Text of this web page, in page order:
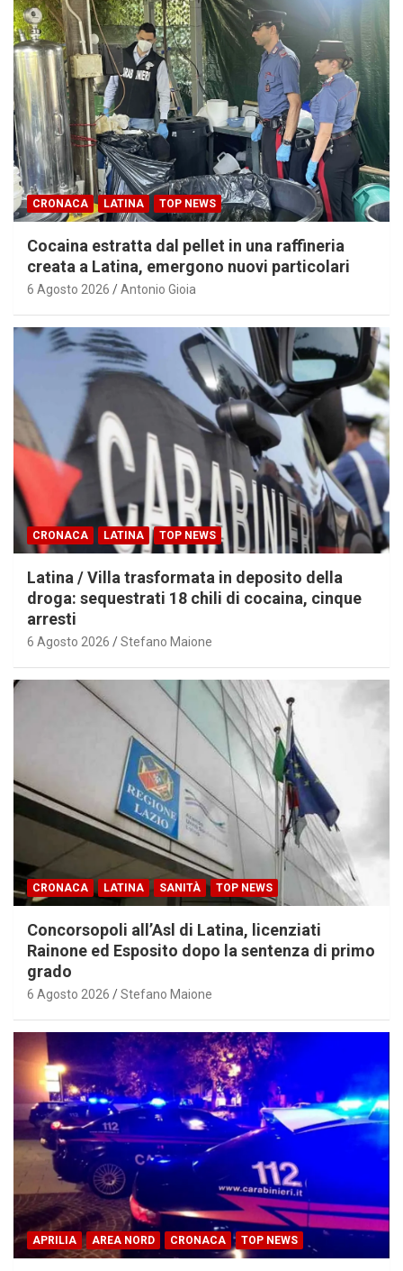
CRONACA LATINA TOP NEWS
Cocaina estratta dal pellet in una raffineria
creata a Latina, emergono nuovi particolari
6 Agosto 2026 Antonio Gioia
CRONACA LATINA TOP NEWS
Latina / Villa trasformata in deposito della
droga: sequestrati 18 chili di cocaina, cinque
arresti
6 Agosto 2026 Stefano Maione
CRONACA LATINA SANITÀ TOP NEWS
Concorsopoli all’Asl di Latina, licenziati
Rainone ed Esposito dopo la sentenza di primo
grado
6 Agosto 2026 Stefano Maione
APRILIA AREA NORD CRONACA TOP NEWS